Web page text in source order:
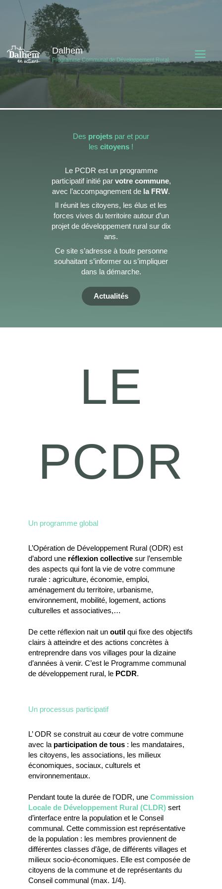
contenu
Dalhem
Programme Communal de Développement Rural
Des projets par et pour
les citoyens !
Le PCDR est un programme
participatif initié parvotre commune,
avec l’accompagnement de la FRW.
Il réunit les citoyens, les élus et les
forces vives du territoire autour d’un
projet de développement rural sur dix
ans.
Ce site s’adresse à toute personne
souhaitant s’informer ou s’impliquer
dans la démarche.
Actualités
LE
PCDR
Un programme global
L’Opération de Développement Rural (ODR) est
d’abord une réflexion collectivesur l’ensemble
des aspects qui font la vie de votre commune
rurale : agriculture, économie, emploi,
aménagement du territoire, urbanisme,
environnement, mobilité, logement, actions
culturelles et associatives,…
De cette réflexion nait un outil qui fixe des objectifs
clairs à atteindre et des actions concrètes à
entreprendre dans vos villages pour la dizaine
d’années à venir. C’est le Programme communal
de développement rural, le PCDR.
Un processus participatif
L’ ODR se construit au cœur de votre commune
avec la participation de tous: les mandataires,
les citoyens, les associations, les milieux
économiques, sociaux, culturels et
environnementaux.
Pendant toute la durée de l’ODR, une Commission
Locale de Développement Rural (CLDR) sert
d’interface entre la population et le Conseil
communal. Cette commission est représentative
de la population : les membres proviennent de
différentes classes d’âge, de différents villages et
milieux socio-économiques. Elle est composée de
citoyens de la commune et de représentants du
Conseil communal (max. 1/4).